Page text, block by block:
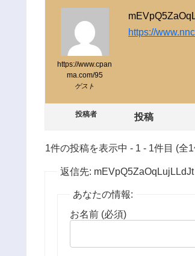
https://www.cpan
ma.com/95
ゲスト
https://
投稿者 投稿
1件の投稿を表示中 - 1 - 1件目 (全
返信先: mEVpQ5ZaOqLujLLdJt
あなたの情報:
お名前 (必須)